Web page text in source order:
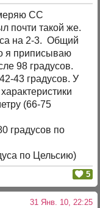
СС
почти такой же.
на 2-3. Общий
я приписываю
98 градусов.
43 градусов. У
(66-75
градусов по
по Цельсию)
5
31 Янв. 10, 22:25